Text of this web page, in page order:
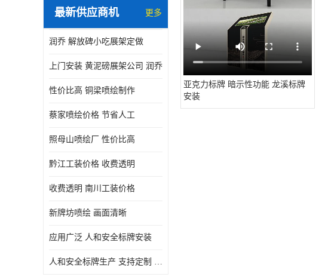
最新供应商机 更多
润乔 解放碑小吃展架定做
上门安装 黄泥磅展架公司 润乔
性价比高 铜梁喷绘制作
蔡家喷绘价格 节省人工
照母山喷绘厂 性价比高
黔江工装价格 收费透明
收费透明 南川工装价格
新牌坊喷绘 画面清晰
应用广泛 人和安全标牌安装
人和安全标牌生产 支持定制 润乔
亚克力标牌 暗示性功能 龙溪标牌
安装